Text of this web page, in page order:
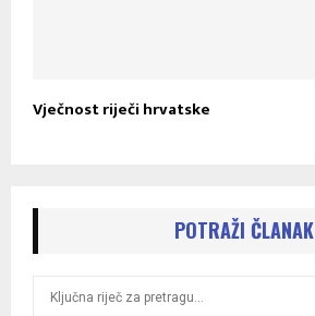
Vječnost riječi hrvatske
POTRAŽI ČLANAK